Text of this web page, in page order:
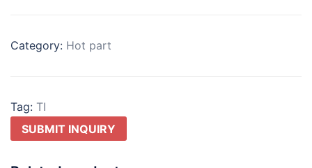
Category: Hot part
Tag: TI
SUBMIT INQUIRY